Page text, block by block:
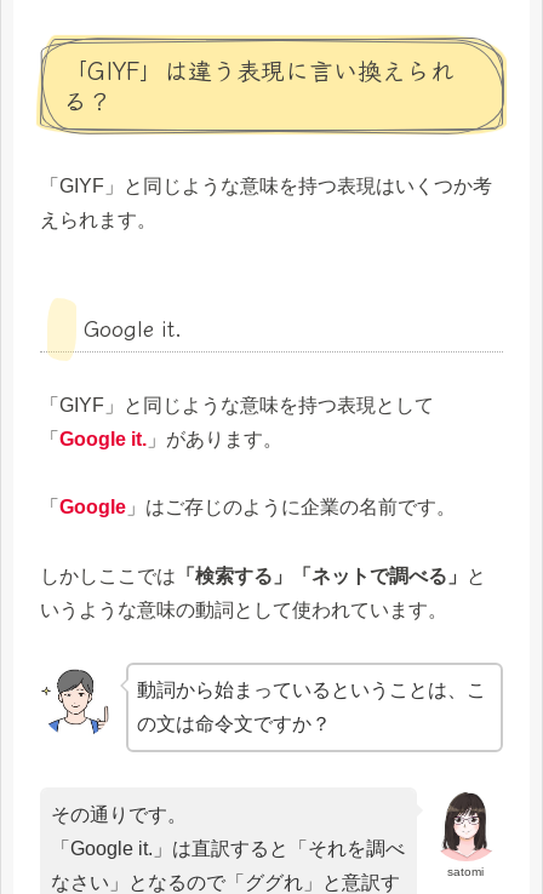
「GIYF」は違う表現に言い換えられ
る？
「GIYF」と同じような意味を持つ表現はいくつか考
えられます。
Google it.
「GIYF」と同じような意味を持つ表現として
「 Google it. 」があります。
「 Google 」はご存じのように企業の名前です。
しかしここでは 「検索する」「ネットで調べる」
と
いうような意味の動詞として使われています。
動詞から始まっているということは、こ
の文は命令文ですか？
satomi
その通りです。
「Google it.」は直訳すると「それを調べ
なさい」となるので「ググれ」と意訳す